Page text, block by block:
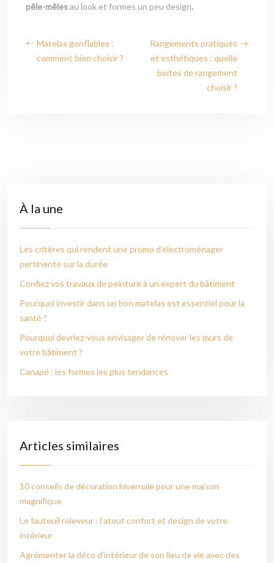
pêle-mêlesau look et formes un peu design.
Matelas gonflables :
comment bien choisir ?
Rangements pratiques
et esthétiques : quelle
boites de rangement
choisir ?
À la une
Les critères qui rendent une promo d’électroménager
pertinente sur la durée
Confiez vos travaux de peinture à un expert du bâtiment
Pourquoi investir dans un bon matelas est essentiel pour la
santé ?
Pourquoi devriez-vous envisager de rénover les murs de
votre bâtiment ?
Canapé : les formes les plus tendances
Articles similaires
10 conseils de décoration hivernale pour une maison
magnifique
Le fauteuil releveur : l’atout confort et design de votre
intérieur
Agrémenter la déco d’intérieur de son lieu de vie avec des